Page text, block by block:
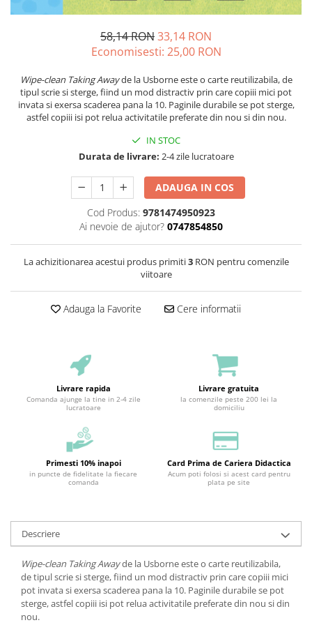
58,14 RON33,14 RON
Economisesti: 25,00 RON
Wipe-clean Taking Awayde la Usborne este o carte reutilizabila, de
tipul scrie si sterge, fiind un mod distractiv prin care copiii mici pot
invata si exersa scaderea pana la 10. Paginile durabile se pot sterge,
astfel copiii isi pot relua activitatile preferate din nou si din nou.
IN STOC
Durata de livrare: 2-4 zile lucratoare
ADAUGA IN COS
Cod Produs: 9781474950923
Ai nevoie de ajutor? 0747854850
La achizitionarea acestui produs primiti3RON pentru comenzile
viitoare
Adauga la Favorite Cere informatii
Livrare rapida
Comanda ajunge la tine in 2-4 zile
lucratoare
Livrare gratuita
la comenzile peste 200 lei la
domiciliu
Primesti 10% inapoi
in puncte de fidelitate la fiecare
comanda
Card Prima de Cariera Didactica
Acum poti folosi si acest card pentru
plata pe site
Descriere
Wipe-clean Taking Awayde la Usborne este o carte reutilizabila,
de tipul scrie si sterge, fiind un mod distractiv prin care copiii mici
pot invata si exersa scaderea pana la 10. Paginile durabile se pot
sterge, astfel copiii isi pot relua activitatile preferate din nou si din
nou.